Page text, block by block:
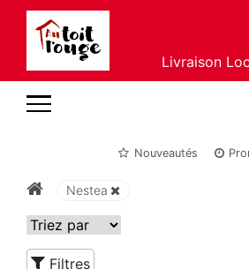
Livraison
Nouveautés
Nestea
Filtres